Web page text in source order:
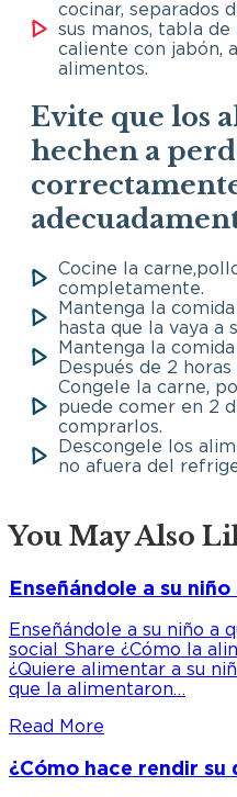
cocinar, separados
sus manos, tabla
caliente con jabón,
alimentos.
Evite que los
hechen a
Cocine la
completamente.
Mantenga la
hasta que la vaya a
Mantenga la
Después de 2
Congele la carne,
puede comer en 2
comprarlos.
Descongele los
no afuera del
You May Also
Enseñándole a su
Enseñándole a su niño a
social Share ¿Cómo la
¿Quiere alimentar a su
que la alimentaron…
Read More
¿Cómo hace rendir su